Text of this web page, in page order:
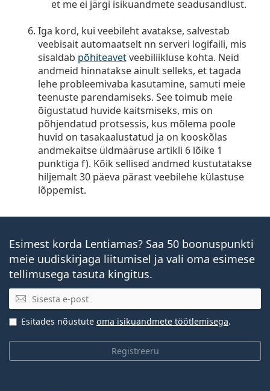
et me ei järgi isikuandmete seadusandlust.
Iga kord, kui veebileht avatakse, salvestab
veebisait automaatselt nn serveri logifaili, mis
sisaldab põhiteavetveebiliikluse kohta. Neid
andmeid hinnatakse ainult selleks, et tagada
lehe probleemivaba kasutamine, samuti meie
teenuste parendamiseks. See toimub meie
õigustatud huvide kaitsmiseks, mis on
põhjendatud protsessis, kus mõlema poole
huvid on tasakaalustatud ja on kooskõlas
andmekaitse üldmääruse artikli 6 lõike 1
punktiga f). Kõik sellised andmed kustutatakse
hiljemalt 30 päeva pärast veebilehe külastuse
lõppemist.
Esimest korda Lentiamas? Saa 50 boonuspunkti
meie uudiskirjaga liitumisel ja vali oma esimese
tellimusega tasuta kingitus.
E-posti aadress
Registreeru
Esitades nõustute oma isikuandmete töötlemisega.